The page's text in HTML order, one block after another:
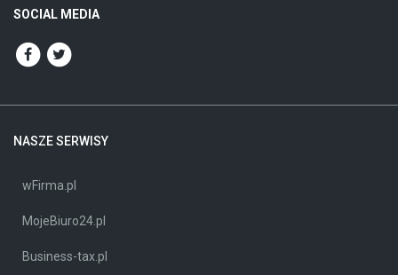
SOCIAL MEDIA
NASZE SERWISY
wFirma.pl
MojeBiuro24.pl
Business-tax.pl